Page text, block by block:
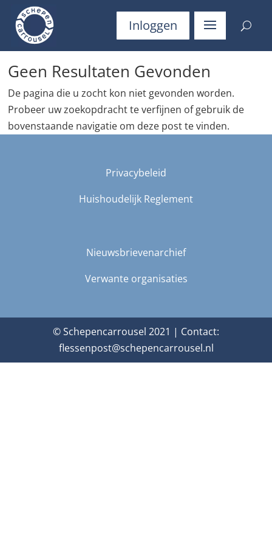
Inloggen
Geen Resultaten Gevonden
De pagina die u zocht kon niet gevonden worden.
Probeer uw zoekopdracht te verfijnen of gebruik de
bovenstaande navigatie om deze post te vinden.
Privacybeleid
Huishoudelijk Reglement
Nieuwsbrievenarchief
Verwante organisaties
© Schepencarrousel 2021 | Contact:
flessenpost@schepencarrousel.nl